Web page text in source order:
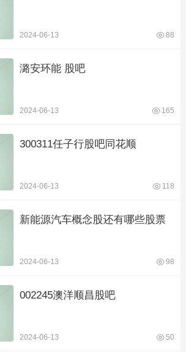
2024-06-13 88
潞安环能 股吧
2024-06-13 165
300311任子行股吧同花顺
2024-06-13 118
新能源汽车概念股还有哪些股票
2024-06-13 98
002245澳洋顺昌股吧
2024-06-13 50